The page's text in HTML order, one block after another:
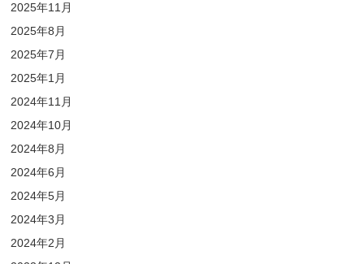
2025年11月
2025年8月
2025年7月
2025年1月
2024年11月
2024年10月
2024年8月
2024年6月
2024年5月
2024年3月
2024年2月